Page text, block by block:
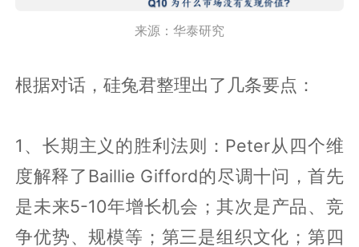
来源：华泰研究
根据对话，硅兔君整理出了几条要点：
1、长期主义的胜利法则：Peter从四个维
度解释了Baillie Gifford的尽调十问，首先
是未来5-10年增长机会；其次是产品、竞
争优势、规模等；第三是组织文化；第四